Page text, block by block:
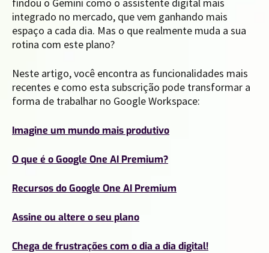
integrado no mercado, que vem ganhando mais
espaço a cada dia. Mas o que realmente muda a sua
rotina com este plano?
Neste artigo, você encontra as funcionalidades mais
recentes e como esta subscrição pode transformar a
forma de trabalhar no Google Workspace:
Imagine um mundo mais produtivo
O que é o Google One AI Premium?
Recursos do Google One AI Premium
Assine ou altere o seu plano
Chega de frustrações com o dia a dia digital!